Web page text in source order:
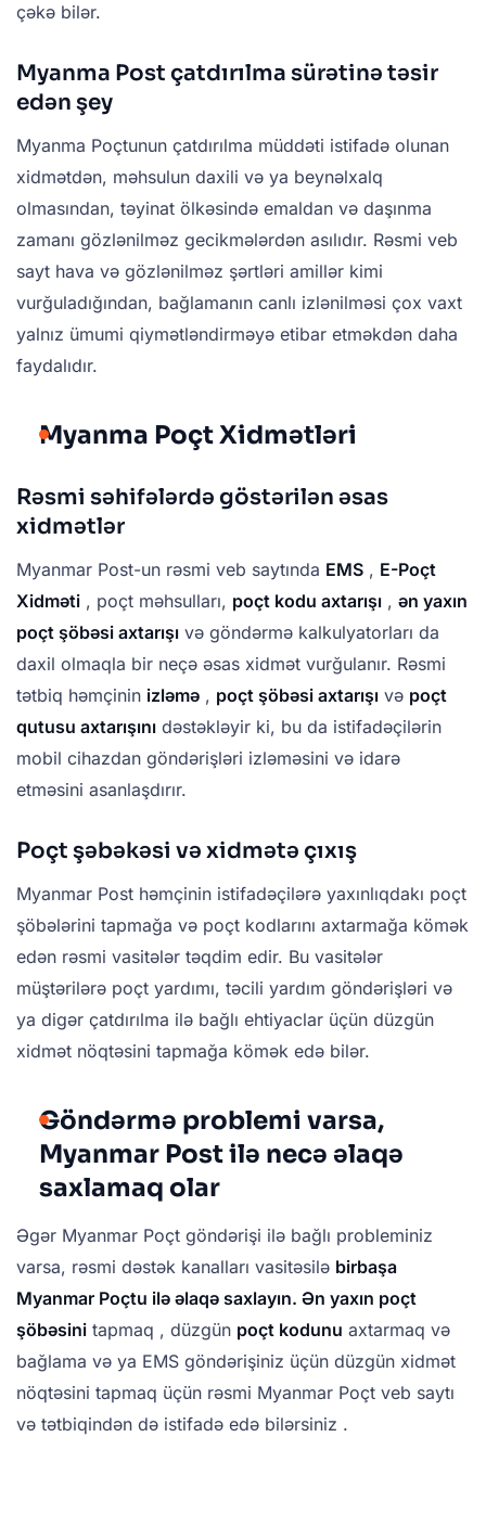
çəkə bilər.
Myanma Post çatdırılma sürətinə təsir
edən şey
Myanma Poçtunun çatdırılma müddəti istifadə olunan
xidmətdən, məhsulun daxili və ya beynəlxalq
olmasından, təyinat ölkəsində emaldan və daşınma
zamanı gözlənilməz gecikmələrdən asılıdır. Rəsmi veb
sayt hava və gözlənilməz şərtləri amillər kimi
vurğuladığından, bağlamanın canlı izlənilməsi çox vaxt
yalnız ümumi qiymətləndirməyə etibar etməkdən daha
faydalıdır.
Myanma Poçt Xidmətləri
Rəsmi səhifələrdə göstərilən əsas
xidmətlər
Myanmar Post-un rəsmi veb saytında EMS , E-Poçt
Xidməti , poçt məhsulları, poçt kodu axtarışı , ən yaxın
poçt şöbəsi axtarışı və göndərmə kalkulyatorları da
daxil olmaqla bir neçə əsas xidmət vurğulanır. Rəsmi
tətbiq həmçinin izləmə , poçt şöbəsi axtarışı və poçt
qutusu axtarışını dəstəkləyir ki, bu da istifadəçilərin
mobil cihazdan göndərişləri izləməsini və idarə
etməsini asanlaşdırır.
Poçt şəbəkəsi və xidmətə çıxış
Myanmar Post həmçinin istifadəçilərə yaxınlıqdakı poçt
şöbələrini tapmağa və poçt kodlarını axtarmağa kömək
edən rəsmi vasitələr təqdim edir. Bu vasitələr
müştərilərə poçt yardımı, təcili yardım göndərişləri və
ya digər çatdırılma ilə bağlı ehtiyaclar üçün düzgün
xidmət nöqtəsini tapmağa kömək edə bilər.
Göndərmə problemi varsa,
Myanmar Post ilə necə əlaqə
saxlamaq olar
Əgər Myanmar Poçt göndərişi ilə bağlı probleminiz
varsa, rəsmi dəstək kanalları vasitəsilə birbaşa
Myanmar Poçtu ilə əlaqə saxlayın. Ən yaxın poçt
şöbəsini tapmaq , düzgün poçt kodunu axtarmaq və
bağlama və ya EMS göndərişiniz üçün düzgün xidmət
nöqtəsini tapmaq üçün rəsmi Myanmar Poçt veb saytı
və tətbiqindən də istifadə edə bilərsiniz .